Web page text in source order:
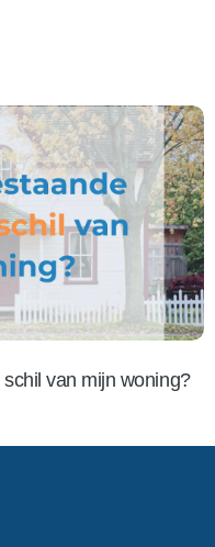
van mijn woning?